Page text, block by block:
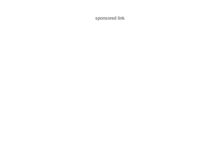
sponsored link